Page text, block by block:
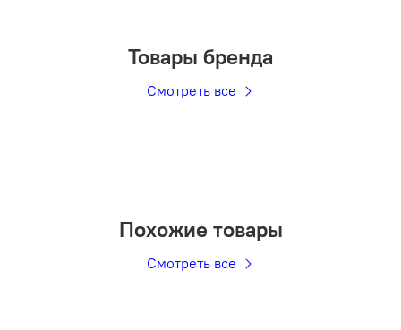
Товары бренда
Смотреть все
Похожие товары
Смотреть все